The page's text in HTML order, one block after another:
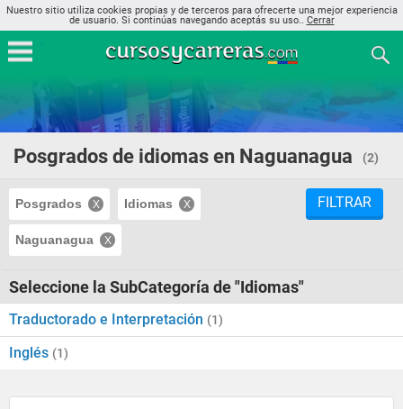
Nuestro sitio utiliza cookies propias y de terceros para ofrecerte una mejor experiencia
de usuario. Si continúas navegando aceptás su uso.. Cerrar
Posgrados de idiomas en Naguanagua (2)
Posgrados Idiomas
Naguanagua
FILTRAR
Seleccione la SubCategoría de "Idiomas"
Traductorado e Interpretación (1)
Inglés (1)